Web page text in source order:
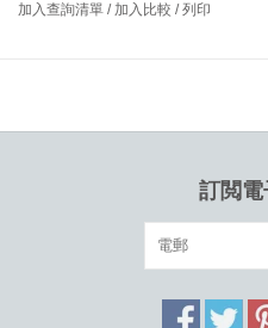
1993 年設計特立尼達椅時，
加入查詢清單 / 加入比較 /列印
訂閲